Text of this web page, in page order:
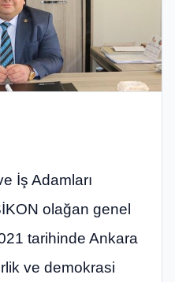
İş Adamları
olağan genel
tarihinde Ankara
ve demokrasi